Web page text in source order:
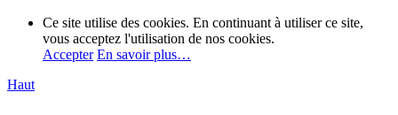
Ce site utilise des cookies. En continuant à utiliser ce site,
vous acceptez l'utilisation de nos cookies.
Accepter En savoir plus…
Haut